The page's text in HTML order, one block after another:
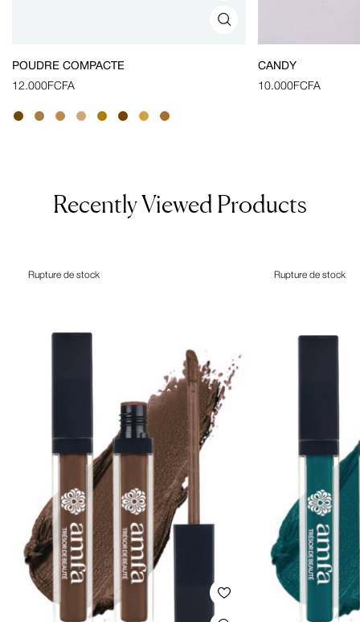
POUDRE COMPACTE
12.000FCFA
CANDY
10.000FCFA
Recently Viewed Products
Rupture de stock Rupture de stock